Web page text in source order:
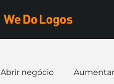
Abrir negócio